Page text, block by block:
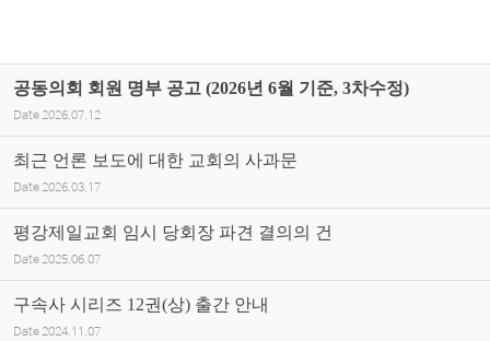
공동의회 회원 명부 공고 (2026년 6월 기준, 3차수정)
Date 2026.07.12
최근 언론 보도에 대한 교회의 사과문
Date 2026.03.17
평강제일교회 임시 당회장 파견 결의의 건
Date 2025.06.07
구속사 시리즈 12권(상) 출간 안내
Date 2024.11.07